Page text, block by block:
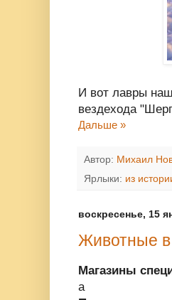
И вот лавры
вездехода
Дальше »
Автор: Михаил
Ярлыки: из
воскресенье, 15
Животные в
Магазины
а